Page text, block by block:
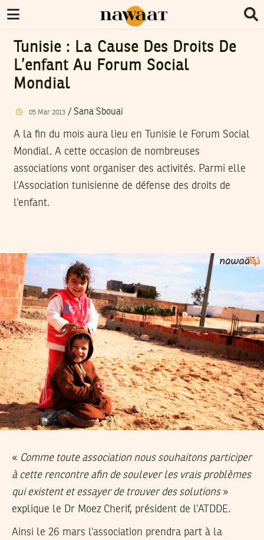
Tunisie : La Cause Des Droits De
L’enfant Au Forum Social
Mondial
05 Mar 2013/ Sana Sbouaï
A la fin du mois aura lieu en Tunisie le Forum Social
Mondial. A cette occasion de nombreuses
associations vont organiser des activités. Parmi elle
l’Association tunisienne de défense des droits de
l’enfant.
« Comme toute association nous souhaitons participer
à cette rencontre afin de soulever les vrais problèmes
qui existent et essayer de trouver des solutions»
explique le Dr Moez Cherif, président de l’ATDDE.
Ainsi le 26 mars l’association prendra part à la